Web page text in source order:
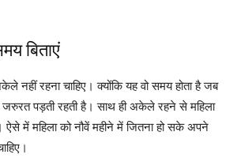
बिताएं
नहीं रहना चाहिए। क्योंकि यह वो समय होता है जब
पड़ती रहती है। साथ ही अकेले रहने से महिला
ऐसे में महिला को नौवें महीने में जितना हो सके अपने